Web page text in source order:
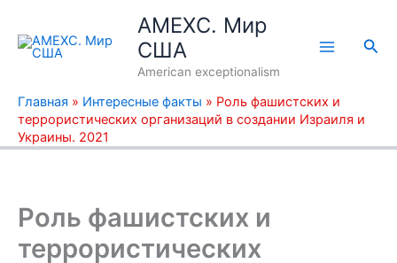
содержимому
AMEXC. Мир
США
American exceptionalism
Главная » Интересные факты » Роль фашистских и
террористических организаций в создании Израиля и
Украины. 2021
Роль фашистских и
террористических